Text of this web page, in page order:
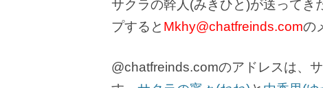
サクラの幹人(みきひと)が送ってき
プすると Mkhy@chatfreinds.comの
@chatfreinds.comのアドレスは、